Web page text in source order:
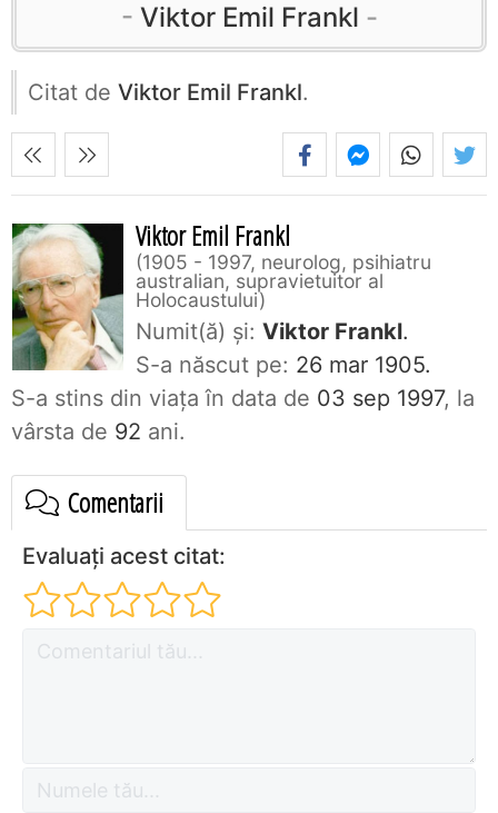
Viktor Emil Frankl
Citat de Viktor Emil Frankl.
Viktor Emil Frankl
1905 - 1997, neurolog, psihiatru
australian, supravietuitor al
Holocaustului
Numit(ă) și: Viktor Frankl.
S-a născut pe: 26 mar 1905.
S-a stins din viaţa în data de 03 sep 1997, la
vârsta de 92 ani.
Comentarii
Evaluați acest citat: